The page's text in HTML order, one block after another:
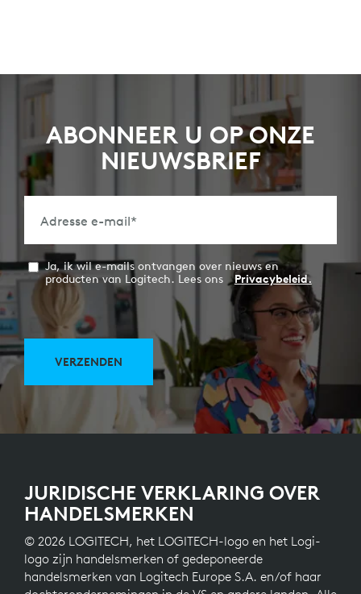
ABONNEER U OP ONZE
NIEUWSBRIEF
Adresse e-mail*
Ja, ik wil e-mails ontvangen over nieuws en
producten van Logitech. Lees ons
Privacybeleid.
VERZENDEN
JURIDISCHE VERKLARING OVER
HANDELSMERKEN
© 2026 LOGITECH, het LOGITECH-logo en het Logi-
logo zijn handelsmerken of gedeponeerde
handelsmerken van Logitech Europe S.A. en/of haar